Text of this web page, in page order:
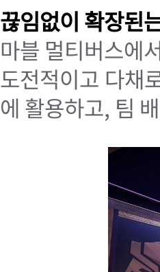
끊임없이 확장된
마블 멀티버스에
도전적이고 다채
에 활용하고, 팀